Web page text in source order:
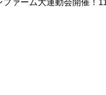
ファーム大運動会開催！